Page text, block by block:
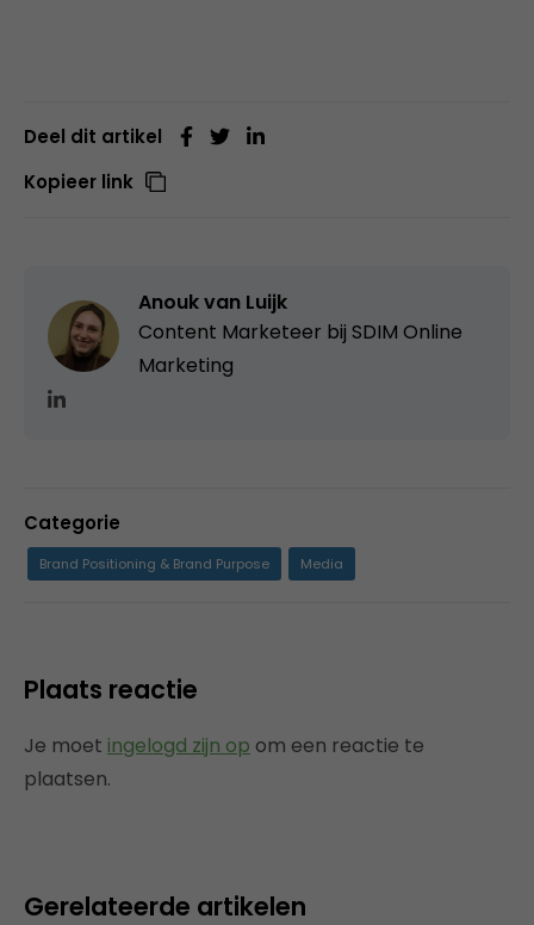
Deel dit artikel
Kopieer link
Anouk van Luijk
Content Marketeer bij SDIM Online
Marketing
Categorie
Brand Positioning & Brand Purpose Media
Plaats reactie
Je moet ingelogd zijn op om een reactie te
plaatsen.
Gerelateerde artikelen